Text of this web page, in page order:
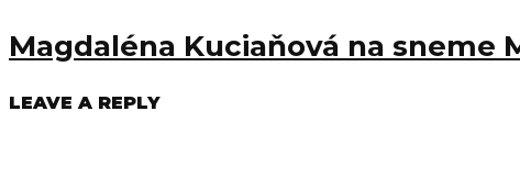
Magdaléna Kuciaňová na sneme
LEAVE A REPLY